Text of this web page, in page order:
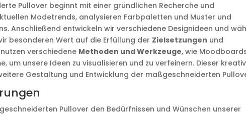
Pullover beginnt mit einer gründlichen Recherche und
Modetrends, analysieren Farbpaletten und Muster und
Anschließend entwickeln wir verschiedene Designideen und
besonderen Wert auf die Erfüllung der Zielsetzungen und
verschiedene Methoden und Werkzeuge, wie
um unsere Ideen zu visualisieren und zu verfeinern. Dieser
Gestaltung und Entwicklung der maßgeschneiderten
Pullover den Bedürfnissen und Wünschen unserer